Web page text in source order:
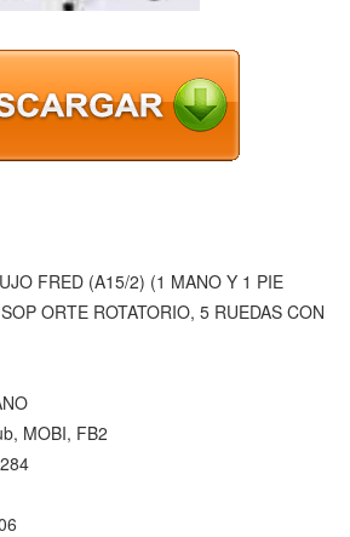
FRED (A15/2) (1 MANO Y 1 PIE
ORTE ROTATORIO, 5 RUEDAS CON
MOBI, FB2